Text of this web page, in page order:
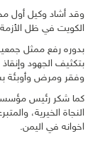
وقد أشاد وكيل أول
الكويت في ظل الأزمة
بدوره رفع ممثل جمعية
بتكثيف الجهود
وفقر ومرض وأوبئة
كما شكر رئيس مؤسسة
النجاة الخيرية،
اخوانه في اليمن.